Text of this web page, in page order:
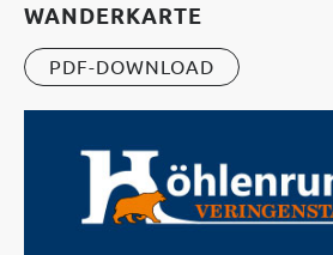
WANDERKARTE
PDF-DOWNLOAD